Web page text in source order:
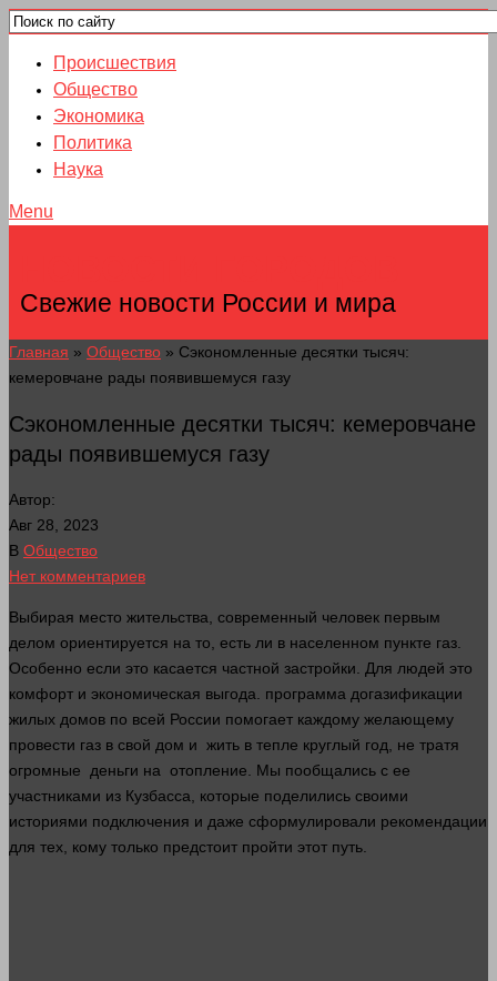
Происшествия
Общество
Экономика
Политика
Наука
Menu
Свежие новости России и мира
Главная » Общество » Сэкономленные десятки тысяч:
кемеровчане рады появившемуся газу
Сэкономленные десятки тысяч: кемеровчане
рады появившемуся газу
Автор:
Авг 28, 2023
В Общество
Нет комментариев
Выбирая место жительства, современный человек первым
делом ориентируется на то, есть ли в населенном пункте газ.
Особенно если это касается частной застройки. Для людей это
комфорт и экономическая выгода. программа догазификации
жилых домов по всей России помогает каждому желающему
провести газ в свой дом и жить в тепле круглый год, не тратя
огромные деньги на отопление. Мы пообщались с ее
участниками из Кузбасса, которые поделились своими
историями подключения и даже сформулировали рекомендации
для тех, кому только предстоит пройти этот путь.